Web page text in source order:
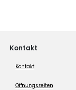
Kontakt
Kontakt
Öffnungszeiten